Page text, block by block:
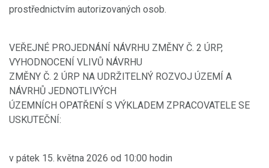
prostřednictvím autorizovaných osob.
VEŘEJNÉ PROJEDNÁNÍ NÁVRHU ZMĚNY Č. 2 ÚRP,
VYHODNOCENÍ VLIVŮ NÁVRHU
ZMĚNY Č. 2 ÚRP NA UDRŽITELNÝ ROZVOJ ÚZEMÍ A
NÁVRHŮ JEDNOTLIVÝCH
ÚZEMNÍCH OPATŘENÍ S VÝKLADEM ZPRACOVATELE SE
USKUTEČNÍ:
v pátek 15. května 2026 od 10:00 hodin